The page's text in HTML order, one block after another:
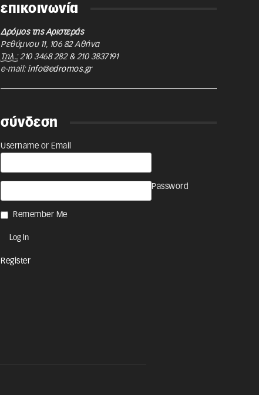
επικοινωνία
Δρόμος της Αριστεράς
Ρεθύμνου 11, 106 82 Αθήνα
Τηλ.: 210 3468 282& 210 3837191
e-mail: info@edromos.gr
σύνδεση
Username or Email
Password
Remember Me
Register